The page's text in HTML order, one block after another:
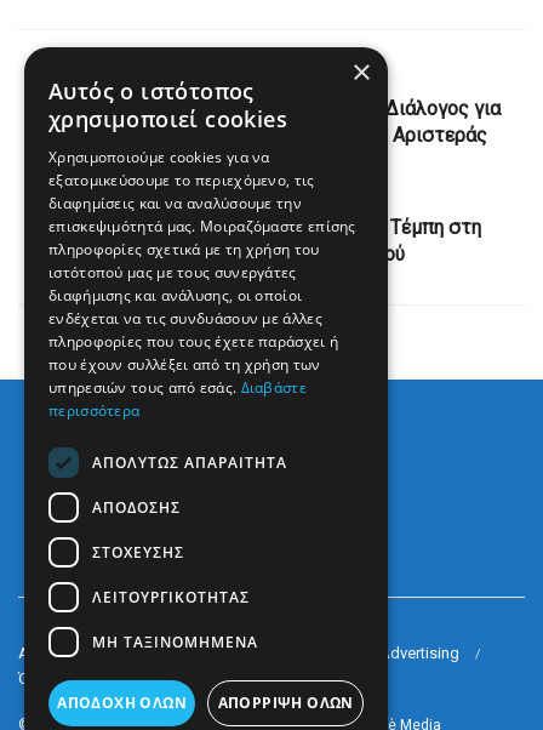
Συνάντηση Φάμελλου-Χαρίτση σήμερα: Διάλογος για
κοινές πρωτοβουλίες ΣΥΡΙΖΑ – Νέας Αριστεράς
Next Post
Είναι ήδη καταδικασμένη η ΝΔ για τα Τέμπη στη
συνείδηση του ελληνικού λαού
Arkè Media Group Radio Preveza 93
Arkè Advertising
Όροι και Προϋποθέσεις
Επικοινωνία
© 2022PrevezapostInspired byArkè AdvPartner of Arkè Media
×
Αυτός ο ιστότοπος
χρησιμοποιεί cookies
Χρησιμοποιούμε cookies για να
εξατομικεύσουμε το περιεχόμενο, τις
διαφημίσεις και να αναλύσουμε την
επισκεψιμότητά μας. Μοιραζόμαστε επίσης
πληροφορίες σχετικά με τη χρήση του
ιστότοπού μας με τους συνεργάτες
διαφήμισης και ανάλυσης, οι οποίοι
ενδέχεται να τις συνδυάσουν με άλλες
πληροφορίες που τους έχετε παράσχει ή
που έχουν συλλέξει από τη χρήση των
υπηρεσιών τους από εσάς. Διαβάστε
περισσότερα
ΑΠΟΛΎΤΩΣ ΑΠΑΡΑΊΤΗΤΑ
ΑΠΌΔΟΣΗΣ
ΣΤΌΧΕΥΣΗΣ
ΛΕΙΤΟΥΡΓΙΚΌΤΗΤΑΣ
ΜΗ ΤΑΞΙΝΟΜΗΜΈΝΑ
ΑΠΟΔΟΧΉ ΌΛΩΝ ΑΠΌΡΡΙΨΗ ΌΛΩΝ